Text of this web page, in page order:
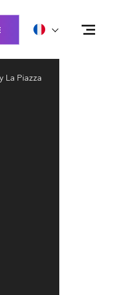
La Piazza